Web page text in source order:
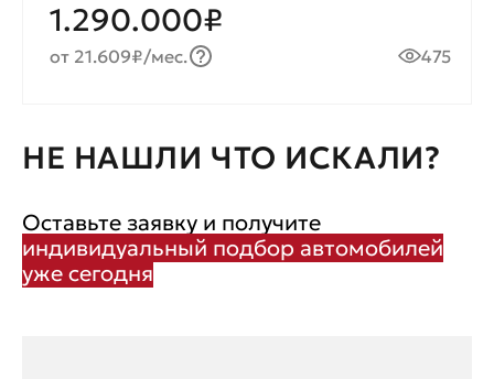
1.290.000₽
от 21.609₽/мес. 475
НЕ НАШЛИ ЧТО ИСКАЛИ?
Оставьте заявку и получите
индивидуальный подбор автомобилей
уже сегодня